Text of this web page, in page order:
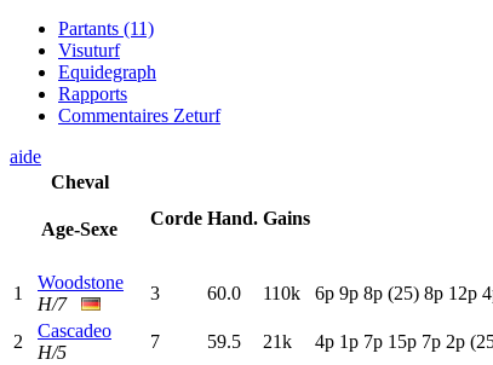
Partants (11)
Visuturf
Equidegraph
Rapports
Commentaires Zeturf
aide
Cheval
Age-Sexe
Corde Hand. Gains
1
Woodstone
H/7
3 60.0 110k 6p 9p 8p (25) 8p 12p 4
2
Cascadeo
H/5
7 59.5 21k 4p 1p 7p 15p 7p 2p